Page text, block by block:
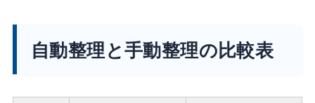
自動整理と手動整理の比較表